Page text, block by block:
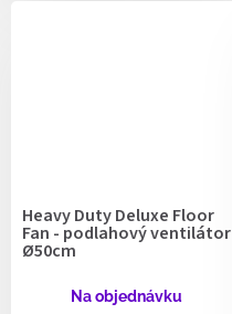
Heavy Duty Deluxe Floor
Fan - podlahový ventilátor
Ø50cm
Na objednávku